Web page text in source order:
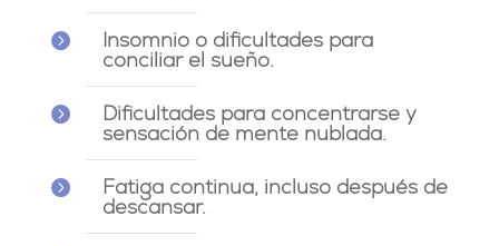
 Insomnio o dificultades para
conciliar el sueño.
 Dificultades para concentrarse y
sensación de mente nublada.
 Fatiga continua, incluso después de
descansar.